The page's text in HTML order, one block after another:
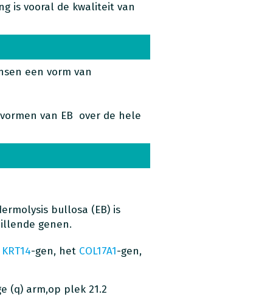
is vooral de kwaliteit van
een vorm van
van EB over de hele
bullosa (EB) is
genen.
KRT14-gen, het COL17A1-gen,
(q) arm,op plek 21.2